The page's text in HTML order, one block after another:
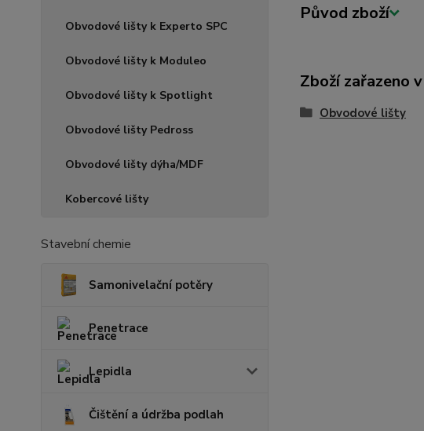
Obvodové lišty k Experto SPC
Obvodové lišty k Moduleo
Obvodové lišty k Spotlight
Obvodové lišty Pedross
Obvodové lišty dýha/MDF
Kobercové lišty
Stavební chemie
Samonivelační potěry
Penetrace
Lepidla
Čištění a údržba podlah
Původ zboží
Zboží zařazeno
Obvodové lišty